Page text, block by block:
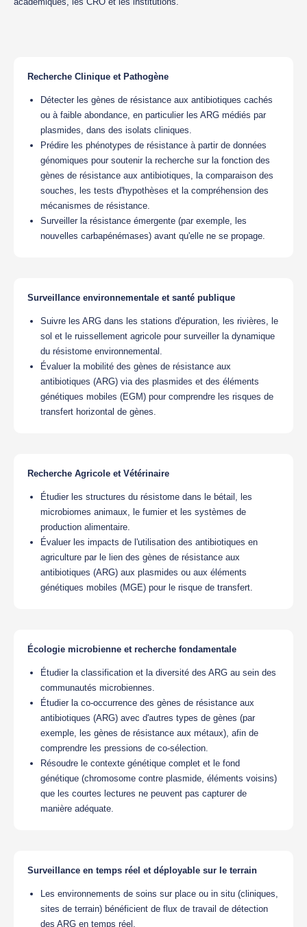
Recherche Clinique et Pathogène
Détecter les gènes de résistance aux antibiotiques cachés
ou à faible abondance, en particulier les ARG médiés par
plasmides, dans des isolats cliniques.
Prédire les phénotypes de résistance à partir de données
génomiques pour soutenir la recherche sur la fonction des
gènes de résistance aux antibiotiques, la comparaison des
souches, les tests d'hypothèses et la compréhension des
mécanismes de résistance.
Surveiller la résistance émergente (par exemple, les
nouvelles carbapénémases) avant qu'elle ne se propage.
Surveillance environnementale et santé publique
Suivre les ARG dans les stations d'épuration, les rivières, le
sol et le ruissellement agricole pour surveiller la dynamique
du résistome environnemental.
Évaluer la mobilité des gènes de résistance aux
antibiotiques (ARG) via des plasmides et des éléments
génétiques mobiles (EGM) pour comprendre les risques de
transfert horizontal de gènes.
Recherche Agricole et Vétérinaire
Étudier les structures du résistome dans le bétail, les
microbiomes animaux, le fumier et les systèmes de
production alimentaire.
Évaluer les impacts de l'utilisation des antibiotiques en
agriculture par le lien des gènes de résistance aux
antibiotiques (ARG) aux plasmides ou aux éléments
génétiques mobiles (MGE) pour le risque de transfert.
Écologie microbienne et recherche fondamentale
Étudier la classification et la diversité des ARG au sein des
communautés microbiennes.
Étudier la co-occurrence des gènes de résistance aux
antibiotiques (ARG) avec d'autres types de gènes (par
exemple, les gènes de résistance aux métaux), afin de
comprendre les pressions de co-sélection.
Résoudre le contexte génétique complet et le fond
génétique (chromosome contre plasmide, éléments voisins)
que les courtes lectures ne peuvent pas capturer de
manière adéquate.
Surveillance en temps réel et déployable sur le terrain
Les environnements de soins sur place ou in situ (cliniques,
sites de terrain) bénéficient de flux de travail de détection
des ARG en temps réel.